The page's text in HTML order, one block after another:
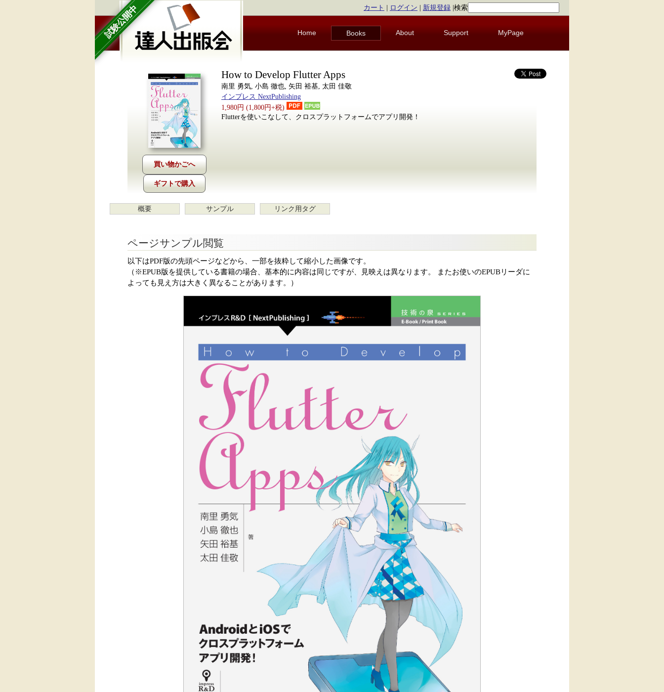
試験公開中 カート ログイン 新規登録 検索
Home Books About Support MyPage
ギフトで購入
How to Develop Flutter Apps
南里 勇気, 小島 徹也, 矢田 裕基, 太田 佳敬
インプレス NextPublishing
1,980円 (1,800円+税)
Flutterを使いこなして、クロスプラットフォームでアプリ開発！
概要 サンプル リンク用タグ
ページサンプル閲覧
以下はPDF版の先頭ページなどから、一部を抜粋して縮小した画像です。
（※EPUB版を提供している書籍の場合、基本的に内容は同じですが、見映えは異なります。 またお使いのEPUBリーダに
よっても見え方は大きく異なることがあります。）